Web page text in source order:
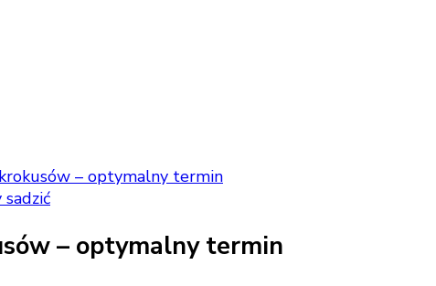
– optymalny termin
sadzić
– optymalny termin